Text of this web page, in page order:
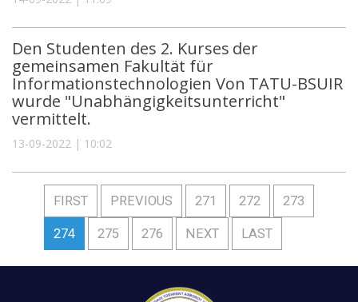
Den Studenten des 2. Kurses der
gemeinsamen Fakultät für
Informationstechnologien Von TATU-BSUIR
wurde "Unabhängigkeitsunterricht"
vermittelt.
13-09-2022 | 10:02
FIRST PREVIOUS 271 272 273
274 275 276 NEXT LAST